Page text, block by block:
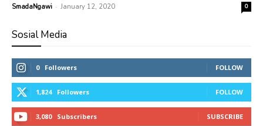
SmadaNgawi - January 12, 2020 0
Sosial Media
0 Followers FOLLOW
1,824 Followers FOLLOW
3,080 Subscribers SUBSCRIBE